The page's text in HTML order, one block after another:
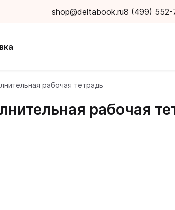
shop@deltabook.ru8 (499) 552-
рабочая тетрадь
рабочая